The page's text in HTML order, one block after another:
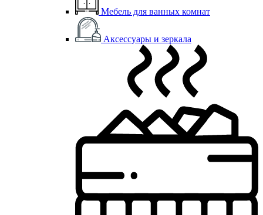
Мебель для ванных комнат
Аксессуары и зеркала